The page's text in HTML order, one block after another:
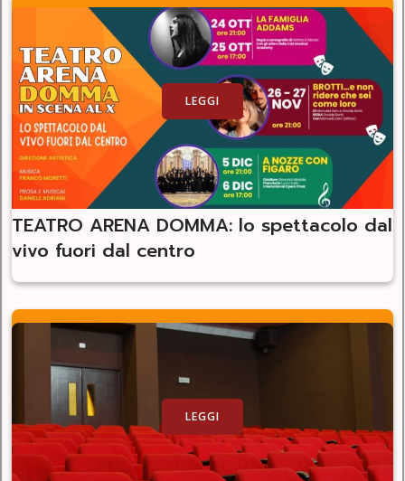
LEGGI
TEATRO ARENA DOMMA: lo spettacolo dal
vivo fuori dal centro
LEGGI